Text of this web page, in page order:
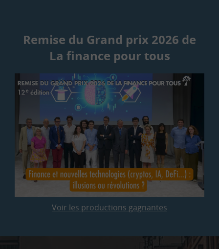
Remise du Grand prix 2026 de
La finance pour tous
Voir les productions gagnantes